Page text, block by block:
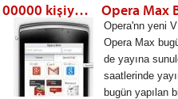
Opera, Avea ve Yandex’ten 100000 kişiye Ücretsiz İnternet Erişimi Opera Max
Opera'nn yeni
Opera Max
de yayına
saatlerinde
bugün yapılan